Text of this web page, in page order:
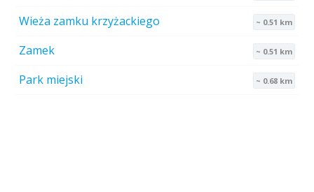
Wieża zamku krzyżackiego ~ 0.51 km
Zamek ~ 0.51 km
Park miejski ~ 0.68 km